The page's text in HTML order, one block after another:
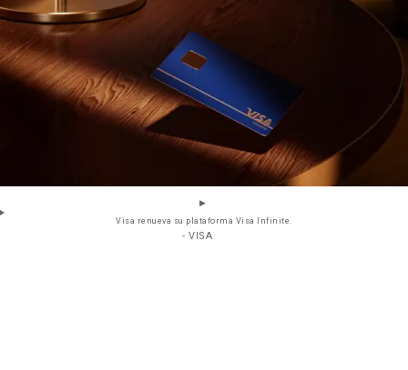
Visa renueva su plataforma Visa Infinite.
- VISA